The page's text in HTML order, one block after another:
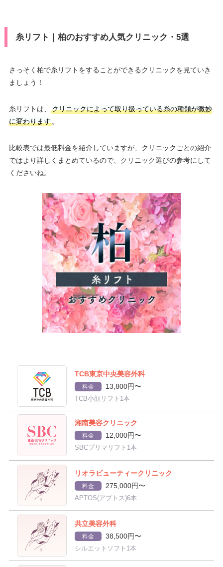
糸リフト｜柏のおすすめ人気クリニック・5選
さっそく柏で糸リフトをすることができるクリニックを見ていき
ましょう！
糸リフトは、
クリニックによって取り扱っている糸の種類が微妙
に変わります。
比較表では最低料金を紹介していますが、クリニックごとの紹介
ではより詳しくまとめているので、クリニック選びの参考にして
くださいね。
TCB東京中央美容外科
料金 13,800円〜
TCB小顔リフト1本
湘南美容クリニック
料金 12,000円〜
SBCプリマリフト1本
リオラビューティークリニック
料金 275,000円〜
APTOS(アプトス)6本
共立美容外科
料金 38,500円〜
シルエットソフト1本